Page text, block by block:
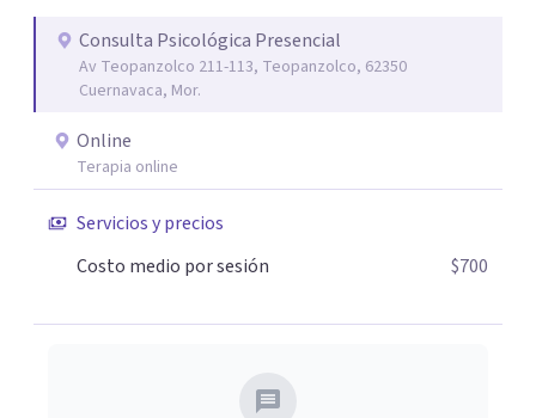
Consulta Psicológica Presencial
Av Teopanzolco 211-113, Teopanzolco, 62350
Cuernavaca, Mor.
Online
Terapia online
Servicios y precios
Costo medio por sesión
$700